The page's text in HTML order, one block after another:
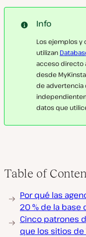
Info
Los ejemplos y
utilizan
acceso directo
desde
de advertencia
datos que
Table of
Por qué las
20 % de la base
Cinco patrones
que los sitios de